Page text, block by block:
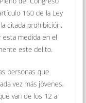
160 de la Ley
citada prohibición,
medida en el
este delito.
personas que
vez más jóvenes,
van de los 12 a